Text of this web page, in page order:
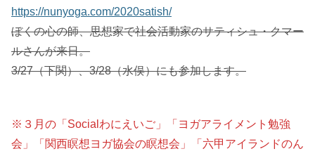
https://nunyoga.com/2020satish/
ぼくの心の師、思想家で社会活動家のサティシュ・クマー
ルさんが来日。
3/27（下関）、3/28（水俣）にも参加します。
※３月の「Socialわにえいご」「ヨガアライメント勉強
会」「関西瞑想ヨガ協会の瞑想会」「六甲アイランドのん